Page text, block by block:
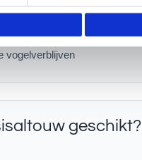
voor kleine kooien tot
en te verplaatsen
vogelverblijven
geschikt?